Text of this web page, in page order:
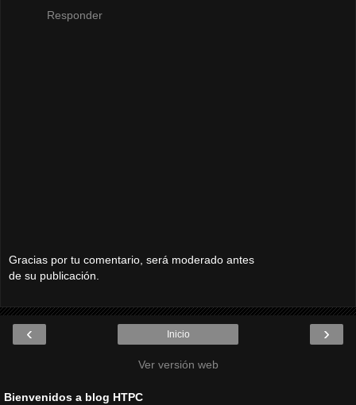
Responder
Gracias por tu comentario, será moderado antes
de su publicación.
‹ ›
Inicio
Ver versión web
Bienvenidos a blog HTPC